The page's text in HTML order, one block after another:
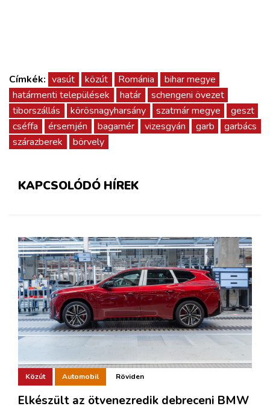
Címkék: vasút közút Románia
bihar megye
határmenti települések
határ
schengeni övezet
tiborszállás
körösnagyharsány szatmár megye
geszt
cséffa
érsemjén bagamér vizesgyán garb
garbács
szárazberek
börvely
KAPCSOLÓDÓ HÍREK
Közút Automobil Röviden
Elkészült az ötvenezredik debreceni BMW